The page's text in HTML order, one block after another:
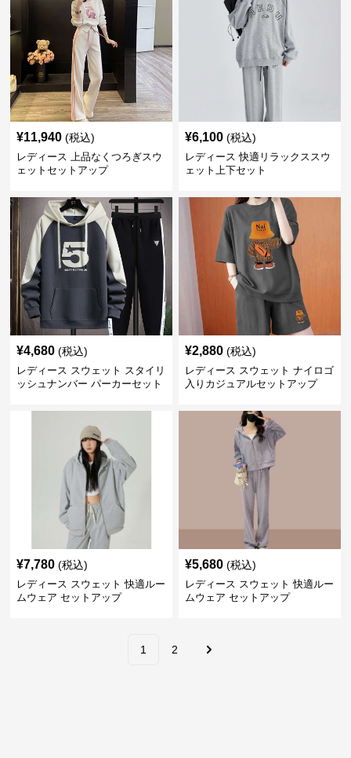
¥11,940 (税込)
レディース 上品なくつろぎスウ
ェットセットアップ
¥6,100 (税込)
レディース 快適リラックススウ
ェット上下セット
¥4,680 (税込)
レディース スウェット スタイリ
ッシュナンバー パーカーセット
¥2,880 (税込)
レディース スウェット ナイロゴ
入りカジュアルセットアップ
¥7,780 (税込)
レディース スウェット 快適ルー
ムウェア セットアップ
¥5,680 (税込)
レディース スウェット 快適ルー
ムウェア セットアップ
1 2